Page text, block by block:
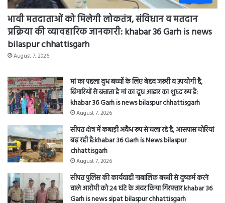
मां का पहला दुध बच्चों के लिए बेहद जरूरी व उपयोगी है,
बिमारियों से बचाता है मां का दूध आहार का शुध्द रूप है:
khabar 36 Garh is news bilaspur chhattisgarh
chhattisgarh
August 7, 2026
सीपत पुलिस की कार्यवाही नाबालिक बच्ची से दुष्कर्म करने
वाले आरोपी को 24 घंटे के अंदर किया गिरफ्तार khabar 36
Garh is news sipat bilaspur chhattisgarh
August 6, 2026
एनटीपीसी सीपत संगवारी महिला समिति द्वारा शासकीय कन्या
उच्चतर माध्यमिक शाला सीपत में शारीरिक स्वच्छता जागरूकता
अभियान एवं सैनिटरी किट का वितरण khabar 36 Garh is
news sipat news bilaspur chhattisgarh
August 6, 2026